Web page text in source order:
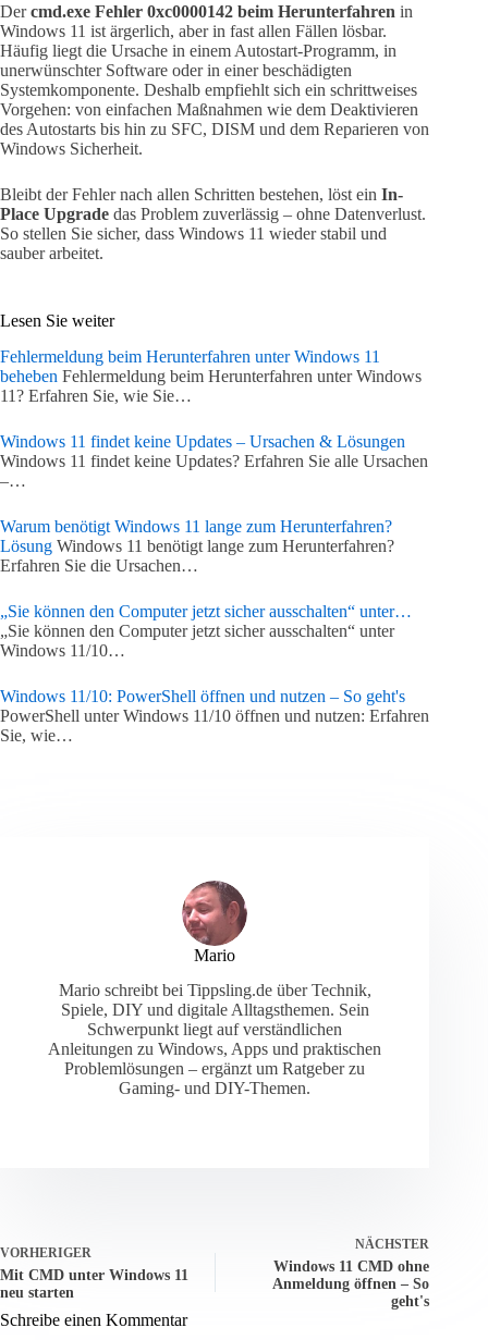
Dercmd.exe Fehler 0xc0000142 beim Herunterfahren in
Windows 11 ist ärgerlich, aber in fast allen Fällen lösbar.
Häufig liegt die Ursache in einem Autostart-Programm, in
unerwünschter Software oder in einer beschädigten
Systemkomponente. Deshalb empfiehlt sich ein schrittweises
Vorgehen: von einfachen Maßnahmen wie dem Deaktivieren
des Autostarts bis hin zu SFC, DISM und dem Reparieren von
Windows Sicherheit.
Bleibt der Fehler nach allen Schritten bestehen, löst ein In-
Place Upgrade das Problem zuverlässig – ohne Datenverlust.
So stellen Sie sicher, dass Windows 11 wieder stabil und
sauber arbeitet.
Lesen Sie weiter
Fehlermeldung beim Herunterfahren unter Windows 11
beheben Fehlermeldung beim Herunterfahren unter Windows
11? Erfahren Sie, wie Sie…
Windows 11 findet keine Updates – Ursachen & Lösungen
Windows 11 findet keine Updates? Erfahren Sie alle Ursachen
–…
Warum benötigt Windows 11 lange zum Herunterfahren?
Lösung Windows 11 benötigt lange zum Herunterfahren?
Erfahren Sie die Ursachen…
„Sie können den Computer jetzt sicher ausschalten“ unter…
„Sie können den Computer jetzt sicher ausschalten“ unter
Windows 11/10…
Windows 11/10: PowerShell öffnen und nutzen – So geht's
PowerShell unter Windows 11/10 öffnen und nutzen: Erfahren
Sie, wie…
Mario
Mario schreibt bei Tippsling.de über Technik,
Spiele, DIY und digitale Alltagsthemen. Sein
Schwerpunkt liegt auf verständlichen
Anleitungen zu Windows, Apps und praktischen
Problemlösungen – ergänzt um Ratgeber zu
Gaming- und DIY-Themen.
VORHERIGER
Mit CMD unter Windows 11
neu starten
NÄCHSTER
Windows 11 CMD ohne
Anmeldung öffnen – So
geht's
Schreibe einen Kommentar